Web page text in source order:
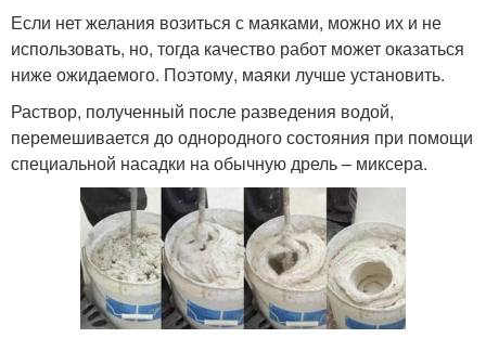
Если нет желания возиться с маяками, можно их и не
использовать, но, тогда качество работ может оказаться
ниже ожидаемого. Поэтому, маяки лучше установить.
Раствор, полученный после разведения водой,
перемешивается до однородного состояния при помощи
специальной насадки на обычную дрель – миксера.